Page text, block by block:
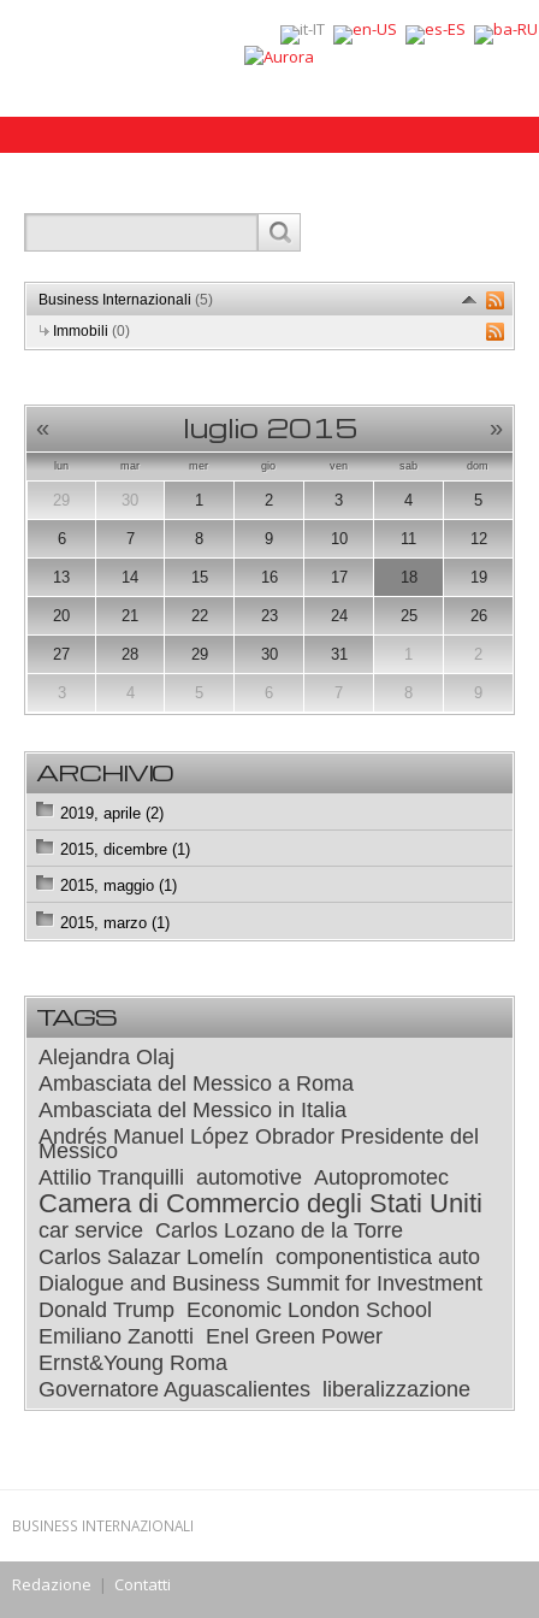
Business Internazionali (5)
Immobili (0)
« luglio 2015 »
lun mar mer gio ven sab dom
29 30 1 2 3 4 5
6 7 8 9 10 11 12
13 14 15 16 17 18 19
20 21 22 23 24 25 26
27 28 29 30 31 1 2
3 4 5 6 7 8 9
ARCHIVIO
2019, aprile (2)
2015, dicembre (1)
2015, maggio (1)
2015, marzo (1)
TAGS
Alejandra Olaj
Ambasciata del Messico a Roma
Ambasciata del Messico in Italia
Andrés Manuel López Obrador Presidente del
Messico
Attilio Tranquilli automotive Autopromotec
Camera di Commercio degli Stati Uniti
car service Carlos Lozano de la Torre
Carlos Salazar Lomelín componentistica auto
Dialogue and Business Summit for Investment
Donald Trump Economic London School
Emiliano Zanotti Enel Green Power
Ernst&Young Roma
Governatore Aguascalientes
liberalizzazione
BUSINESS INTERNAZIONALI
Redazione | Contatti